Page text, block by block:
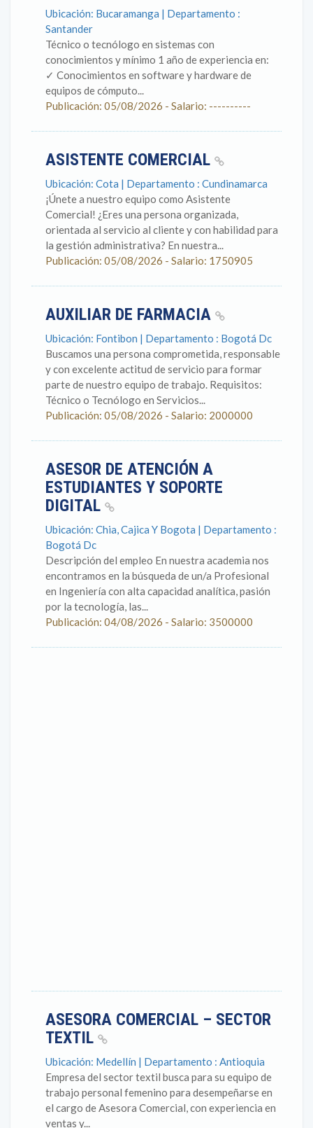
Ubicación: Bucaramanga | Departamento :
Santander
Técnico o tecnólogo en sistemas con
conocimientos y mínimo 1 año de experiencia en: ​
✓ Conocimientos en software y hardware de
equipos de cómputo...
Publicación: 05/08/2026 - Salario: ----------
ASISTENTE COMERCIAL
Ubicación: Cota | Departamento : Cundinamarca
¡Únete a nuestro equipo como Asistente
Comercial! ¿Eres una persona organizada,
orientada al servicio al cliente y con habilidad para
la gestión administrativa? En nuestra...
Publicación: 05/08/2026 - Salario: 1750905
AUXILIAR DE FARMACIA
Ubicación: Fontibon | Departamento : Bogotá Dc
Buscamos una persona comprometida, responsable
y con excelente actitud de servicio para formar
parte de nuestro equipo de trabajo. Requisitos:
Técnico o Tecnólogo en Servicios...
Publicación: 05/08/2026 - Salario: 2000000
ASESOR DE ATENCIÓN A
ESTUDIANTES Y SOPORTE
DIGITAL
Ubicación: Chia, Cajica Y Bogota | Departamento :
Bogotá Dc
Descripción del empleo En nuestra academia nos
encontramos en la búsqueda de un/a Profesional
en Ingeniería con alta capacidad analítica, pasión
por la tecnología, las...
Publicación: 04/08/2026 - Salario: 3500000
ASESORA COMERCIAL – SECTOR
TEXTIL
Ubicación: Medellín | Departamento : Antioquia
Empresa del sector textil busca para su equipo de
trabajo personal femenino para desempeñarse en
el cargo de Asesora Comercial, con experiencia en
ventas y...